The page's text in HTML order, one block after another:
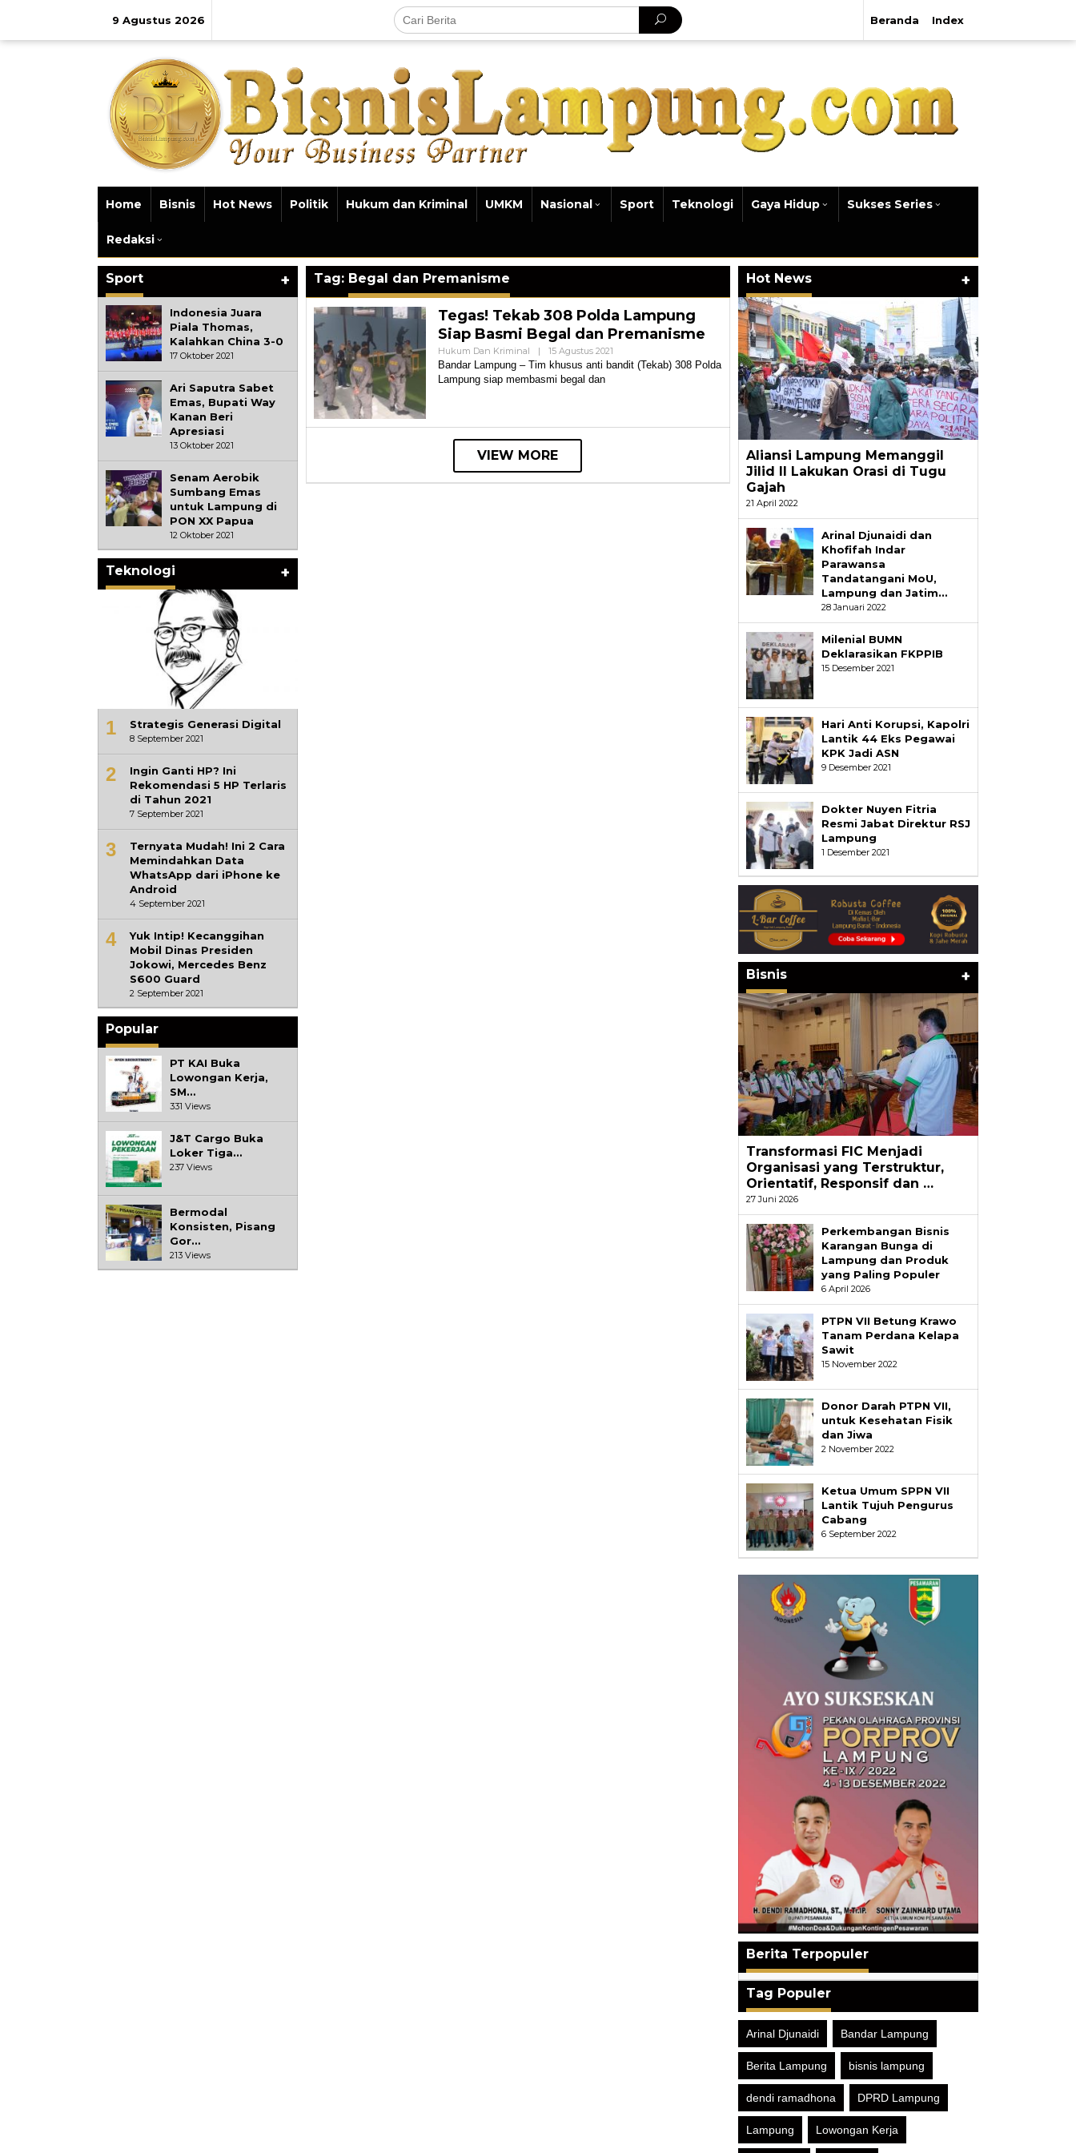
9 Agustus 2026 Beranda Index
Home Bisnis Hot News Politik Hukum dan Kriminal UMKM Nasional Sport Teknologi Gaya Hidup Sukses Series
Redaksi
Sport +
Indonesia Juara
Piala Thomas,
Kalahkan China 3-0
17 Oktober 2021
Ari Saputra Sabet
Emas, Bupati Way
Kanan Beri
Apresiasi
13 Oktober 2021
Senam Aerobik
Sumbang Emas
untuk Lampung di
PON XX Papua
12 Oktober 2021
Teknologi +
1 Strategis Generasi Digital
8 September 2021
2
Ingin Ganti HP? Ini
Rekomendasi 5 HP Terlaris
di Tahun 2021
7 September 2021
3
Ternyata Mudah! Ini 2 Cara
Memindahkan Data
WhatsApp dari iPhone ke
Android
4 September 2021
4
Yuk Intip! Kecanggihan
Mobil Dinas Presiden
Jokowi, Mercedes Benz
S600 Guard
2 September 2021
Popular
PT KAI Buka
Lowongan Kerja,
SM…
331 Views
J&T Cargo Buka
Loker Tiga…
237 Views
Bermodal
Konsisten, Pisang
Gor…
213 Views
Tag: Begal dan Premanisme
Tegas! Tekab 308 Polda Lampung
Siap Basmi Begal dan Premanisme
Hukum Dan Kriminal | 15 Agustus 2021
Bisnis
Lampung
Bandar Lampung – Tim khusus anti bandit (Tekab) 308 Polda
Lampung siap membasmi begal dan
VIEW MORE
Hot News +
Aliansi Lampung Memanggil
Jilid II Lakukan Orasi di Tugu
Gajah
21 April 2022
Arinal Djunaidi dan
Khofifah Indar
Parawansa
Tandatangani MoU,
Lampung dan Jatim…
28 Januari 2022
Milenial BUMN
Deklarasikan FKPPIB
15 Desember 2021
Hari Anti Korupsi, Kapolri
Lantik 44 Eks Pegawai
KPK Jadi ASN
9 Desember 2021
Dokter Nuyen Fitria
Resmi Jabat Direktur RSJ
Lampung
1 Desember 2021
Bisnis +
Transformasi FIC Menjadi
Organisasi yang Terstruktur,
Orientatif, Responsif dan …
27 Juni 2026
Perkembangan Bisnis
Karangan Bunga di
Lampung dan Produk
yang Paling Populer
6 April 2026
PTPN VII Betung Krawo
Tanam Perdana Kelapa
Sawit
15 November 2022
Donor Darah PTPN VII,
untuk Kesehatan Fisik
dan Jiwa
2 November 2022
Ketua Umum SPPN VII
Lantik Tujuh Pengurus
Cabang
6 September 2022
Berita Terpopuler
Tag Populer
Arinal Djunaidi Bandar Lampung
Berita Lampung bisnis lampung
dendi ramadhona DPRD Lampung
Lampung Lowongan Kerja